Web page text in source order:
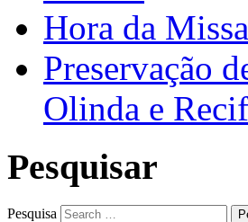
Hora da Missa
Preservação
Olinda e
Pesquisar
Pesquisa